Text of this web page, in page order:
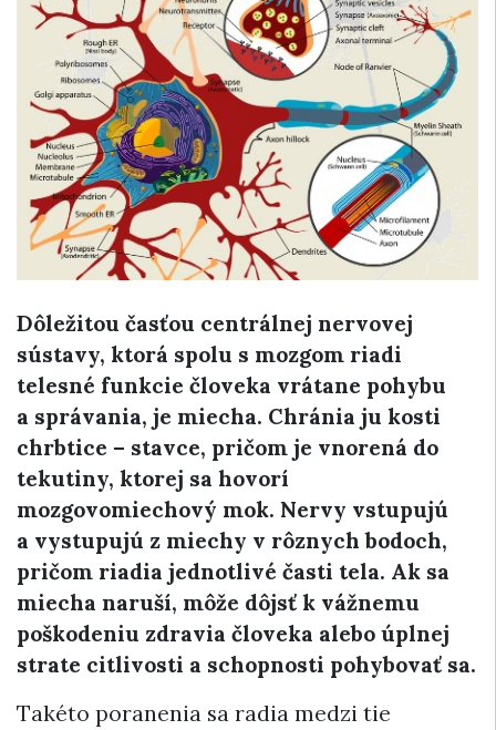
Dôležitou časťou centrálnej nervovej
sústavy, ktorá spolu s mozgom riadi
telesné funkcie človeka vrátane pohybu
a správania, je miecha. Chránia ju kosti
chrbtice – stavce, pričom je vnorená do
tekutiny, ktorej sa hovorí
mozgovomiechový mok. Nervy vstupujú
a vystupujú z miechy v rôznych bodoch,
pričom riadia jednotlivé časti tela. Ak sa
miecha naruší, môže dôjsť k vážnemu
poškodeniu zdravia človeka alebo úplnej
strate citlivosti a schopnosti pohybovať sa.
Takéto poranenia sa radia medzi tie